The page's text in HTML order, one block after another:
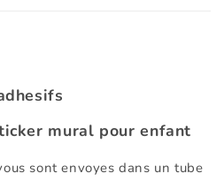
mural pour enfant
sont envoyes dans un tube